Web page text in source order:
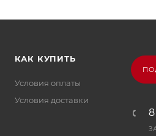
КАК КУПИТЬ
Условия оплаты
Условия доставки